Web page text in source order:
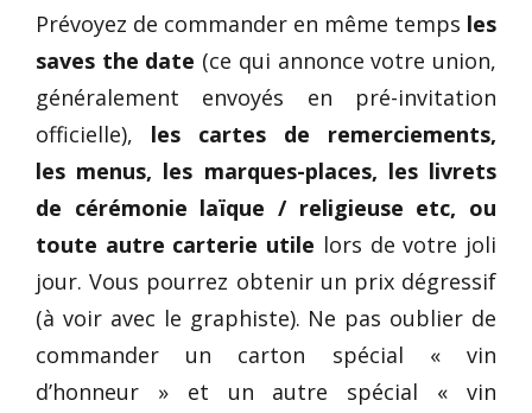
Prévoyez de commander en même temps les
saves the date (ce qui annonce votre union,
généralement envoyés en pré-invitation
officielle), les cartes de remerciements,
les menus, les marques-places, les livrets
de cérémonie laïque / religieuse etc, ou
toute autre carterie utile lors de votre joli
jour. Vous pourrez obtenir un prix dégressif
(à voir avec le graphiste). Ne pas oublier de
commander un carton spécial « vin
d’honneur » et un autre spécial « vin